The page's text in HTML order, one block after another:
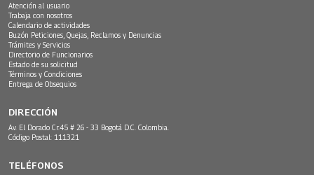
Atención al usuario
Trabaja con nosotros
Calendario de actividades
Buzón Peticiones, Quejas, Reclamos y Denuncias
Trámites y Servicios
Directorio de Funcionarios
Estado de su solicitud
Términos y Condiciones
Entrega de Obsequios
DIRECCIÓN
Av. El Dorado Cr.45 # 26 - 33 Bogotá D.C. Colombia.
Código Postal: 111321
TELÉFONOS